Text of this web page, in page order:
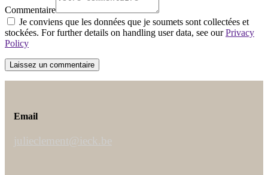
Commentaire
Je conviens que les données que je soumets sont collectées et
stockées. For further details on handling user data, see ourPrivacy
Policy
Email
julieclement@ieck.be